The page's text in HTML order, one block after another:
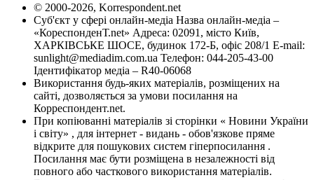
© 2000-2026, Korrespondent.net
Суб'єкт у сфері онлайн-медіа Назва онлайн-медіа –
«КореспонденТ.net» Адреса: 02091, місто Київ,
ХАРКІВСЬКЕ ШОСЕ, будинок 172-Б, офіс 208/1 E-mail:
sunlight@mediadim.com.ua Телефон: 044-205-43-00
Ідентифікатор медіа – R40-06068
Використання будь-яких матеріалів, розміщених на
сайті, дозволяється за умови посилання на
Корреспондент.net.
При копіюванні матеріалів зі сторінки « Новини України
і світу» , для інтернет - видань - обов'язкове пряме
відкрите для пошукових систем гіперпосилання .
Посилання має бути розміщена в незалежності від
повного або часткового використання матеріалів.